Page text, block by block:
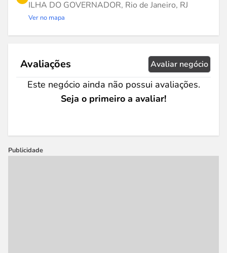
ILHA DO GOVERNADOR, Rio de Janeiro, RJ
Ver no mapa
Avaliações Avaliar negócio
Este negócio ainda não possui avaliações.
Seja o primeiro a avaliar!
Publicidade